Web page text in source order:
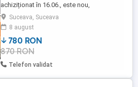
achiziționat în 16.06., este nou,
funcționează impecabil, mici urme de
uzură foarte putin vizibile. Caracteristici
generale: * Retea : 5G 4G 3G 2G * Model :
GALAXY A23 5G * Sloturi: Sim Dual SIM
SIM Nano SIM * Sistem de operare:
Android 14 Ecran: * Tip ecran : ...
Suceava, Suceava
8 august
780 RON
870 RON
Telefon validat